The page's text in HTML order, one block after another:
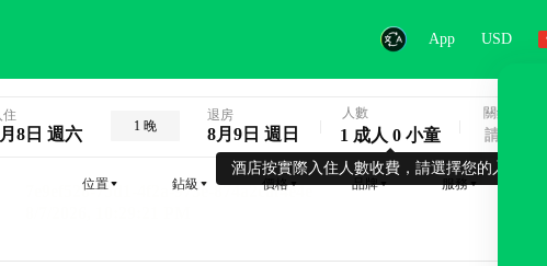
App USD
住
8日 週六 1 晚
退房
8月9日 週日
酒店按實際入住人數收費，請選擇您的入住人數
人數
1 成人 0 小童
關鍵字
位置 鉆級 價格 品牌 服務